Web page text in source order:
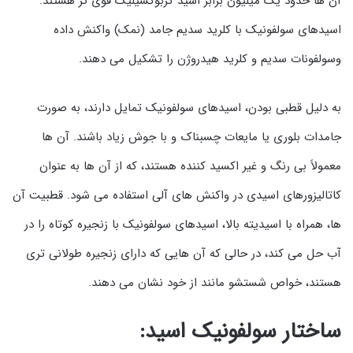
اسیدهای سولفونیک با کلرید سدیم جامد (نمک) واکنش داده
وسولفونات سدیم و کلرید هیدروژن را تشکیل می دهند.
به دلیل قطبی بودن، اسیدهای سولفونیک تمایل دارند، به صورت
جامدات بلوری یا مایعات چسبناک و با جوش زیاد باشند. آن ها
معمولاً بی رنگ و غیر اکسید کننده هستند، که از آن ها به عنوان
کاتالیزورهای اسیدی در واکنش های آلی استفاده می شود. قطبیت آن
ها، همراه با اسیدیته بالا، اسیدهای سولفونیک با زنجیره کوتاه را در
آب حل می کند، در حالی که آن هایی که دارای زنجیره طولانی تری
هستند، خواص شستشو مانند از خود نشان می دهند.
ساختار سولفونیک اسید: